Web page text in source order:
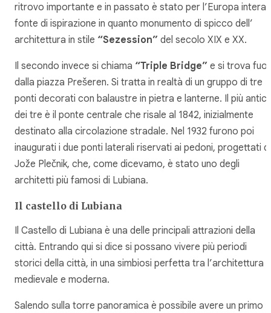
ritrovo importante e in passato è stato per l’Europa intera
fonte di ispirazione in quanto monumento di spicco dell’
architettura in stile “Sezession” del secolo XIX e XX.
Il secondo invece si chiama “Triple Bridge” e si trova
dalla piazza Prešeren. Si tratta in realtà di un gruppo di tre
ponti decorati con balaustre in pietra e lanterne. Il più
dei tre è il ponte centrale che risale al 1842, inizialmente
destinato alla circolazione stradale. Nel 1932 furono poi
inaugurati i due ponti laterali riservati ai pedoni, progettati
Jože Plečnik, che, come dicevamo, è stato uno degli
architetti più famosi di Lubiana.
Il castello di Lubiana
Il Castello di Lubiana è una delle principali attrazioni della
città. Entrando qui si dice si possano vivere più periodi
storici della città, in una simbiosi perfetta tra l’architettura
medievale e moderna.
Salendo sulla torre panoramica è possibile avere un primo